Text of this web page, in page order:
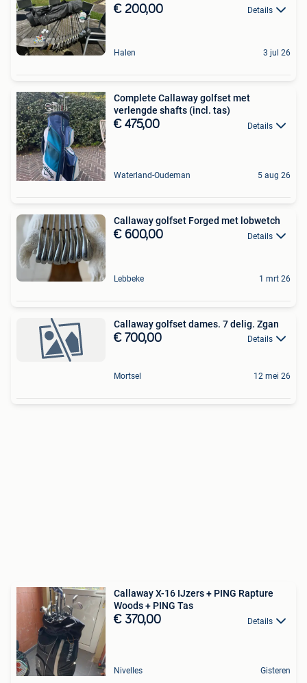
€ 200,00 Details
Halen 3 jul 26
Complete Callaway golfset met
verlengde shafts (incl. tas)
€ 475,00 Details
Waterland-Oudeman 5 aug 26
Callaway golfset Forged met lobwetch
€ 600,00 Details
Lebbeke 1 mrt 26
Callaway golfset dames. 7 delig. Zgan
€ 700,00 Details
Mortsel 12 mei 26
Callaway X-16 IJzers + PING Rapture
Woods + PING Tas
€ 370,00 Details
Nivelles Gisteren